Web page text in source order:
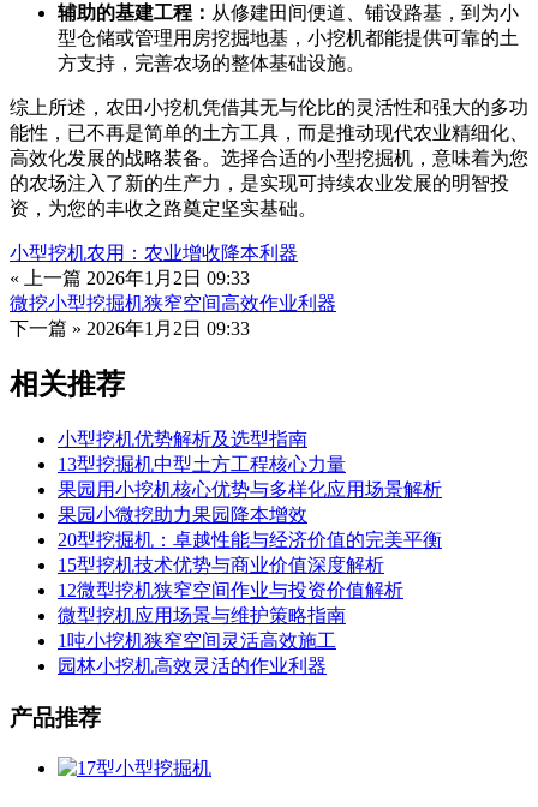
辅助的基建工程： 从修建田间便道、铺设路基，到为小
型仓储或管理用房挖掘地基，小挖机都能提供可靠的土
方支持，完善农场的整体基础设施。
综上所述，农田小挖机凭借其无与伦比的灵活性和强大的多功
能性，已不再是简单的土方工具，而是推动现代农业精细化、
高效化发展的战略装备。选择合适的小型挖掘机，意味着为您
的农场注入了新的生产力，是实现可持续农业发展的明智投
资，为您的丰收之路奠定坚实基础。
小型挖机农用：农业增收降本利器
« 上一篇 2026年1月2日 09:33
微挖小型挖掘机狭窄空间高效作业利器
下一篇 » 2026年1月2日 09:33
相关推荐
小型挖机优势解析及选型指南
13型挖掘机中型土方工程核心力量
果园用小挖机核心优势与多样化应用场景解析
果园小微挖助力果园降本增效
20型挖掘机：卓越性能与经济价值的完美平衡
15型挖机技术优势与商业价值深度解析
12微型挖机狭窄空间作业与投资价值解析
微型挖机应用场景与维护策略指南
1吨小挖机狭窄空间灵活高效施工
园林小挖机高效灵活的作业利器
产品推荐